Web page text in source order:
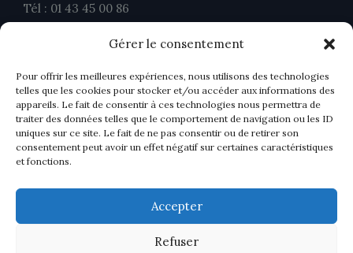
Gérer le consentement
Pour offrir les meilleures expériences, nous utilisons des technologies
telles que les cookies pour stocker et/ou accéder aux informations des
appareils. Le fait de consentir à ces technologies nous permettra de
traiter des données telles que le comportement de navigation ou les ID
uniques sur ce site. Le fait de ne pas consentir ou de retirer son
consentement peut avoir un effet négatif sur certaines caractéristiques
et fonctions.
Accepter
Refuser
Tél : 01 43 45 00 86
contact@ahavocats.fr